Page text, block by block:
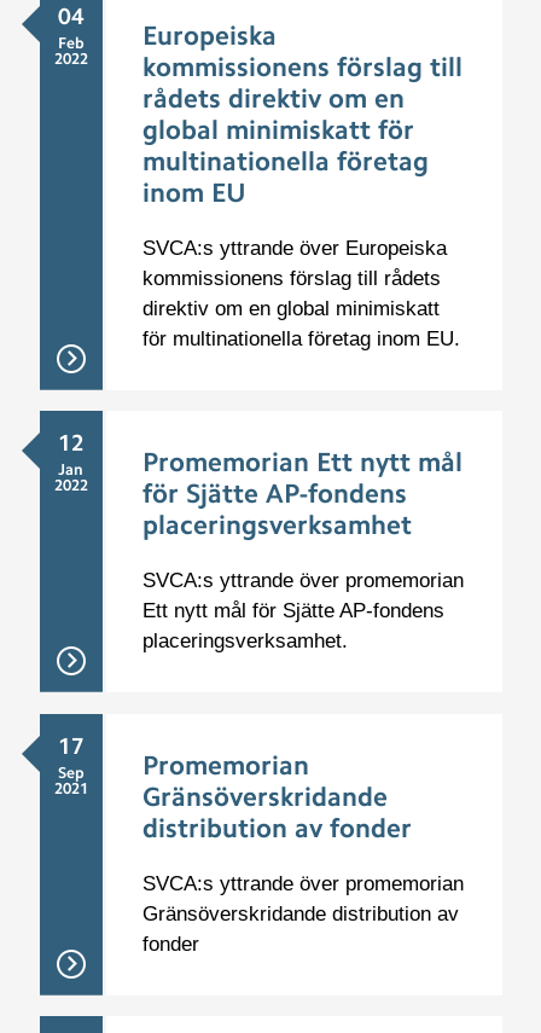
04
Feb
2022
Europeiska
kommissionens förslag till
rådets direktiv om en
global minimiskatt för
multinationella företag
inom EU
SVCA:s yttrande över Europeiska
kommissionens förslag till rådets
direktiv om en global minimiskatt
för multinationella företag inom EU.
12
Jan
2022
Promemorian Ett nytt mål
för Sjätte AP-fondens
placeringsverksamhet
SVCA:s yttrande över promemorian
Ett nytt mål för Sjätte AP-fondens
placeringsverksamhet.
17
Sep
2021
Promemorian
Gränsöverskridande
distribution av fonder
SVCA:s yttrande över promemorian
Gränsöverskridande distribution av
fonder